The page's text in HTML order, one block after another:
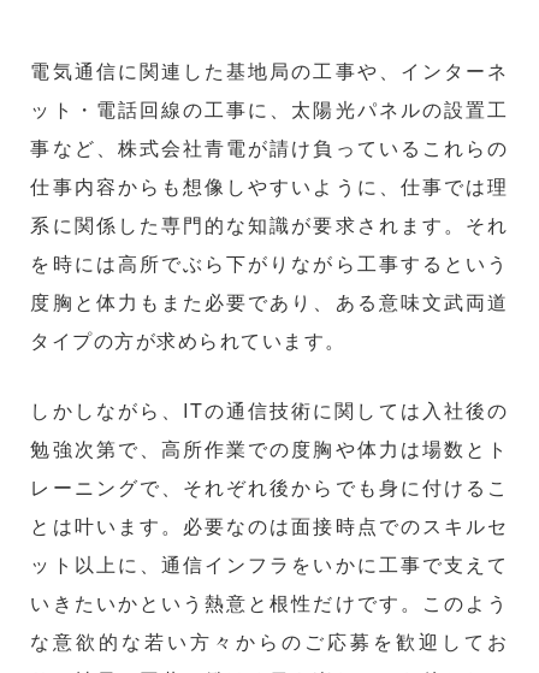
電気通信に関連した基地局の工事や、インターネ
ット・電話回線の工事に、太陽光パネルの設置工
事など、株式会社青電が請け負っているこれらの
仕事内容からも想像しやすいように、仕事では理
系に関係した専門的な知識が要求されます。それ
を時には高所でぶら下がりながら工事するという
度胸と体力もまた必要であり、ある意味文武両道
タイプの方が求められています。
しかしながら、ITの通信技術に関しては入社後の
勉強次第で、高所作業での度胸や体力は場数とト
レーニングで、それぞれ後からでも身に付けるこ
とは叶います。必要なのは面接時点でのスキルセ
ット以上に、通信インフラをいかに工事で支えて
いきたいかという熱意と根性だけです。このよう
な意欲的な若い方々からのご応募を歓迎してお